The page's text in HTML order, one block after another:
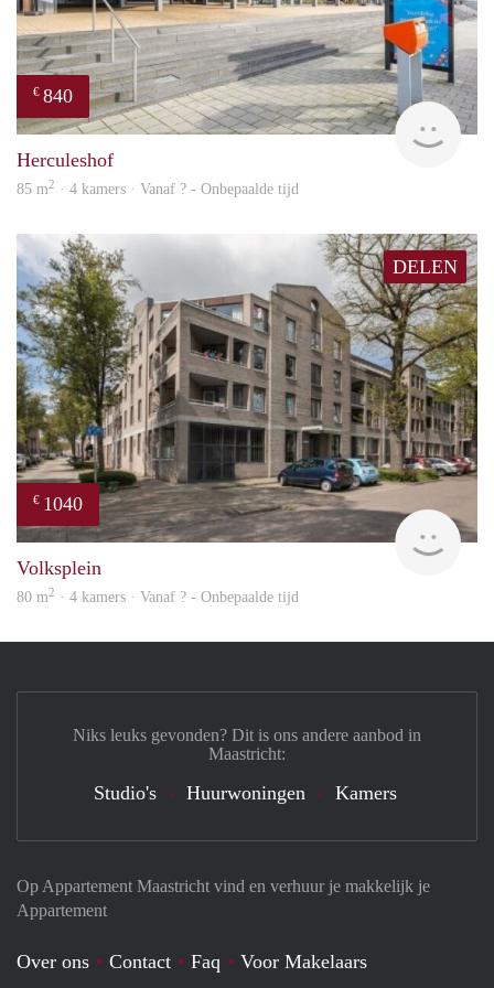
€ 840
Herculeshof
85 m2 · 4 kamers · Vanaf ? - Onbepaalde tijd
DELEN
€ 1040
Volksplein
80 m2 · 4 kamers · Vanaf ? - Onbepaalde tijd
Op Appartement Maastricht vind en verhuur je makkelijk je
Appartement
Over ons Contact Faq Voor Makelaars
Niks leuks gevonden? Dit is ons andere aanbod in
Maastricht:
Studio's Huurwoningen Kamers